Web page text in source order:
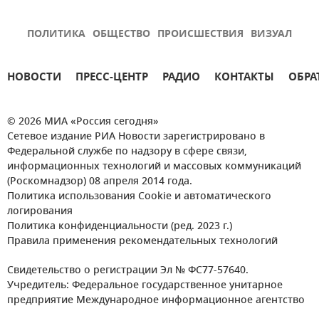
ПОЛИТИКА ОБЩЕСТВО ПРОИСШЕСТВИЯ ВИЗУАЛ
НОВОСТИ ПРЕСС-ЦЕНТР РАДИО КОНТАКТЫ
© 2026 МИА «Россия сегодня»
Сетевое издание РИА Новости зарегистрировано в
Федеральной службе по надзору в сфере связи,
информационных технологий и массовых коммуникаций
(Роскомнадзор) 08 апреля 2014 года.
Политика использования Cookie и автоматического
логирования
Политика конфиденциальности (ред. 2023 г.)
Правила применения рекомендательных технологий
Свидетельство о регистрации Эл № ФС77-57640.
Учредитель: Федеральное государственное унитарное
предприятие Международное информационное агентство